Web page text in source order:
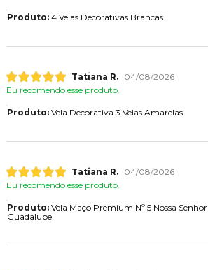
Produto:4 Velas Decorativas Brancas
Tatiana R.
04/08/2026
Eu recomendo esse produto.
Produto:Vela Decorativa 3 Velas Amarelas
Tatiana R.
04/08/2026
Eu recomendo esse produto.
Produto:Vela Maço Premium Nº 5 Nossa
Guadalupe